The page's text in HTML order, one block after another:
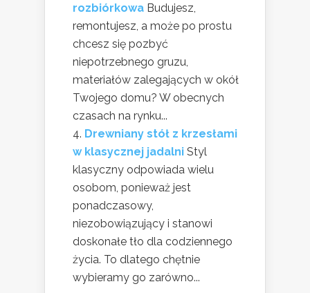
rozbiórkowa Budujesz,
remontujesz, a może po prostu
chcesz się pozbyć
niepotrzebnego gruzu,
materiałów zalegających w okół
Twojego domu? W obecnych
czasach na rynku...
Drewniany stół z krzesłami
w klasycznej jadalni Styl
klasyczny odpowiada wielu
osobom, ponieważ jest
ponadczasowy,
niezobowiązujący i stanowi
doskonałe tło dla codziennego
życia. To dlatego chętnie
wybieramy go zarówno...